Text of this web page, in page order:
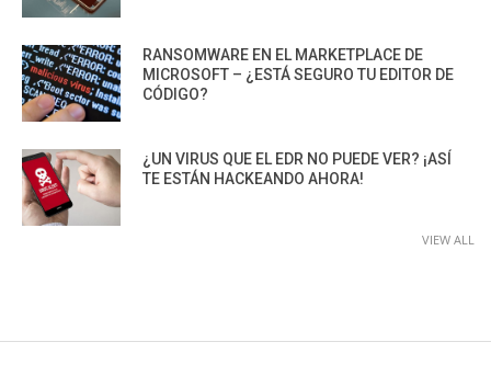
RANSOMWARE EN EL MARKETPLACE DE
MICROSOFT – ¿ESTÁ SEGURO TU EDITOR DE
CÓDIGO?
¿UN VIRUS QUE EL EDR NO PUEDE VER? ¡ASÍ
TE ESTÁN HACKEANDO AHORA!
VIEW ALL